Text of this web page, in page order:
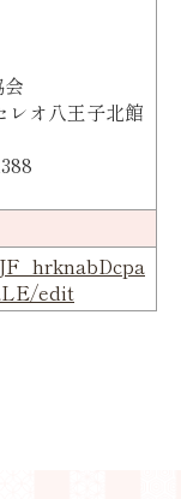
オ八王子北館
edit